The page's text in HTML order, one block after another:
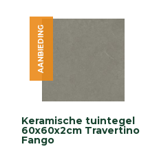
Keramische tuintegel
60x60x2cm Travertino
Fango
AANBIEDING